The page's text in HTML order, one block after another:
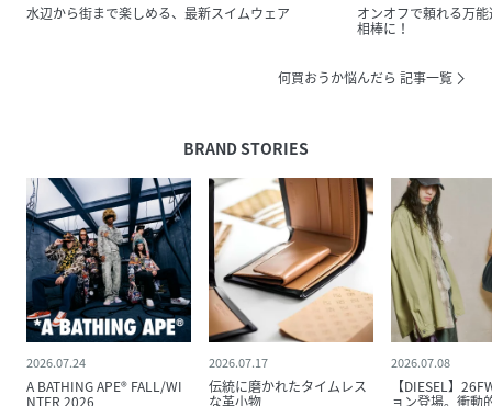
水辺から街まで楽しめる、最新スイムウェア オンオフで頼れる万
相棒に！
何買おうか悩んだら 記事一覧
BRAND STORIES
2026.07.24
A BATHING APE® FALL/WI
NTER 2026
2026.07.17
伝統に磨かれたタイムレス
な革小物
2026.07.08
【DIESEL】
ョン登場。衝動